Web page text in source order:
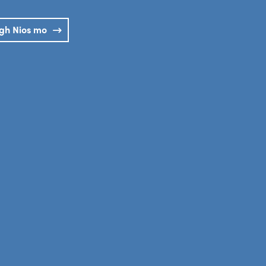
Nios mo